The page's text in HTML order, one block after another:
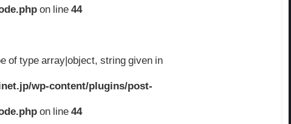
on line44
of type array|object, string given in
wp-content/plugins/post-
on line44